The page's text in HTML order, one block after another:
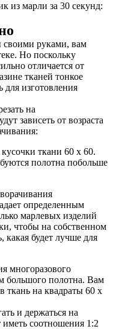
из марли за 30 секунд:
своими руками, вам
Но поскольку
отличается от
тканей тонкое
для изготовления
на
зависеть от возраста
ткани 60 х 60.
полотна побольше
определенным
марлевых изделий
чтобы на собственном
будет лучше для
многоразового
большого полотна. Вам
ткань на квадраты 60 х
и держаться на
иметь соотношения 1:2